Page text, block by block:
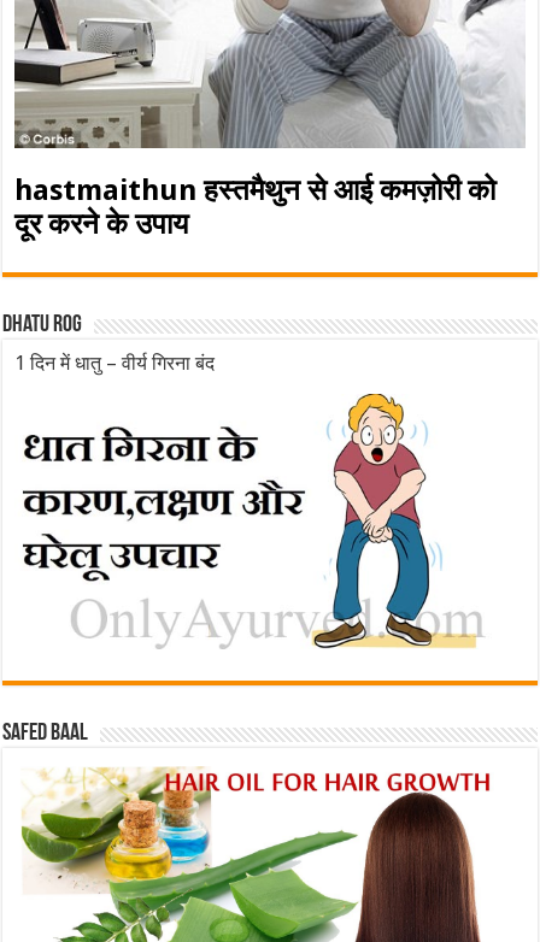
hastmaithun हस्तमैथुन से आई कमज़ोरी को
दूर करने के उपाय
Dhatu rog
1 दिन में धातु – वीर्य गिरना बंद
Safed baal